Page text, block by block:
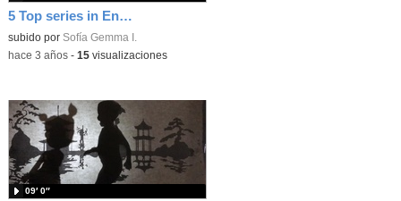
5 Top series in English
Contenido educativo.
subido por Sofía Gemma I.
-hace 3 años- 15visualizaciones
09′ 0″